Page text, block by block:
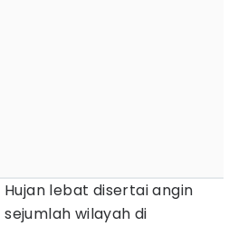
lebat disertai angin
wilayah di